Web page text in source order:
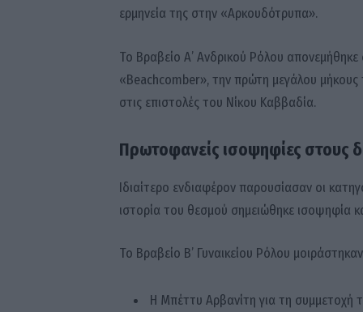
ερμηνεία της στην «Αρκουδότρυπα».
Το Βραβείο Α’ Ανδρικού Ρόλου
«Beachcomber», την πρώτη μεγάλου μήκους
στις επιστολές του Νίκου Καββαδία.
Πρωτοφανείς ισοψηφίες στους
Ιδιαίτερο ενδιαφέρον παρουσίασαν οι
ιστορία του θεσμού σημειώθηκε ισοψηφία
Το Βραβείο Β’ Γυναικείου Ρόλου
Η Μπέττυ Αρβανίτη για τη συμμετοχή